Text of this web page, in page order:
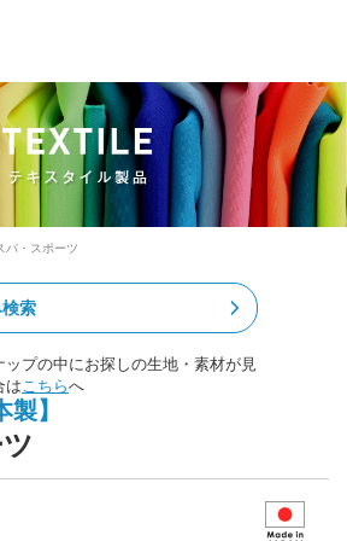
パ・スポーツ
索
ップの中にお探しの生地・素材が見
はこちらへ
】